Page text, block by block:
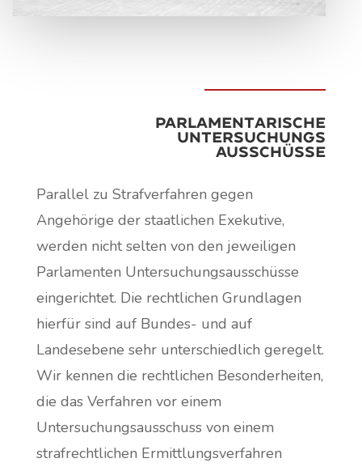
Parlamentarische
Untersuchungs
ausschüsse
Parallel zu Strafverfahren gegen
Angehörige der staatlichen Exekutive,
werden nicht selten von den jeweiligen
Parlamenten Untersuchungsausschüsse
eingerichtet. Die rechtlichen Grundlagen
hierfür sind auf Bundes- und auf
Landesebene sehr unterschiedlich geregelt.
Wir kennen die rechtlichen Besonderheiten,
die das Verfahren vor einem
Untersuchungsausschuss von einem
strafrechtlichen Ermittlungsverfahren